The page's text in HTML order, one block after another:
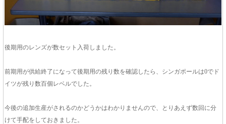
後期用のレンズが数セット入荷しました。
前期用が供給終了になって後期用の残り数を確認したら、シンガポールは0でド
イツが残り数百個レベルでした。
今後の追加生産がされるのかどうかはわかりませんので、とりあえず数回に分
けて手配をしておきました。